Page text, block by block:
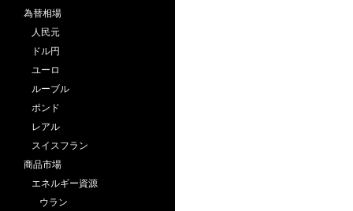
為替相場
人民元
ドル円
ユーロ
ルーブル
ポンド
レアル
スイスフラン
商品市場
エネルギー資源
ウラン